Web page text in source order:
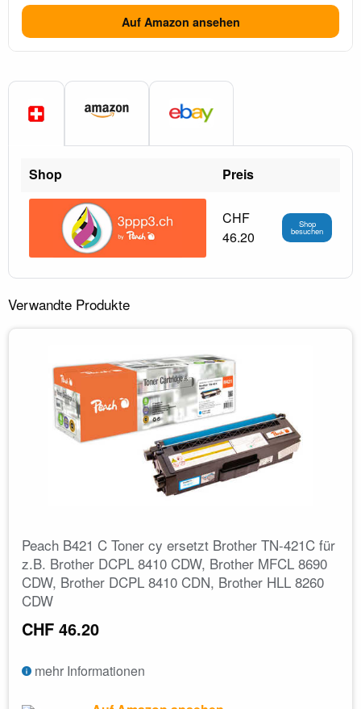
Auf Amazon ansehen
Shop Preis
CHF
46.20
Shop
besuchen
Verwandte Produkte
Peach B421 C Toner cy ersetzt Brother TN-421C für
z.B. Brother DCPL 8410 CDW, Brother MFCL 8690
CDW, Brother DCPL 8410 CDN, Brother HLL 8260
CDW
CHF 46.20
mehr Informationen